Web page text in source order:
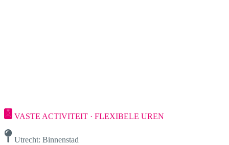
VASTE ACTIVITEIT · FLEXIBELE UREN
Utrecht: Binnenstad